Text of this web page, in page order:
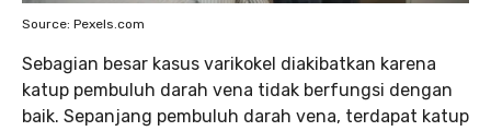
Source: Pexels.com
Sebagian besar kasus varikokel diakibatkan karena
katup pembuluh darah vena tidak berfungsi dengan
baik. Sepanjang pembuluh darah vena, terdapat katup